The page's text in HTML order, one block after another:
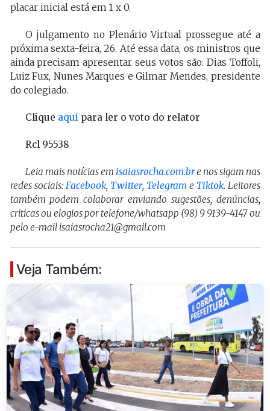
placar inicial está em 1 x 0.
O julgamento no Plenário Virtual prossegue até a
próxima sexta-feira, 26. Até essa data, os ministros que
ainda precisam apresentar seus votos são: Dias Toffoli,
Luiz Fux, Nunes Marques e Gilmar Mendes, presidente
do colegiado.
Clique aqui para ler o voto do relator
Rcl 95538
Leia mais notícias em isaiasrocha.com.bre nos sigam nas
redes sociais: Facebook, Twitter, Telegram e Tiktok. Leitores
também podem colaborar enviando sugestões, denúncias,
criticas ou elogios por telefone/whatsapp (98) 9 9139-4147 ou
pelo e-mail isaiasrocha21@gmail.com
Veja Também: